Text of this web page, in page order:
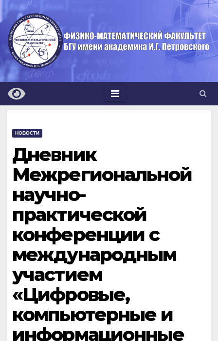
Перейти
к
содержимому
НОВОСТИ
Дневник
Межрегиональной
научно-
практической
конференции с
международным
участием
«Цифровые,
компьютерные и
информационные